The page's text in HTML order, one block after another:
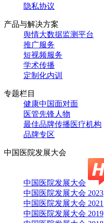
隐私协议
产品与解决方案
舆情大数据监测平台
推广服务
短视频服务
学术传播
定制化内训
专题栏目
健康中国面对面
医管先锋人物
最佳品牌传播医疗机构
品牌专区
中国医院发展大会
中国医院发展大会
中国医院发展大会 2023
中国医院发展大会 2021
中国医院发展大会 2019